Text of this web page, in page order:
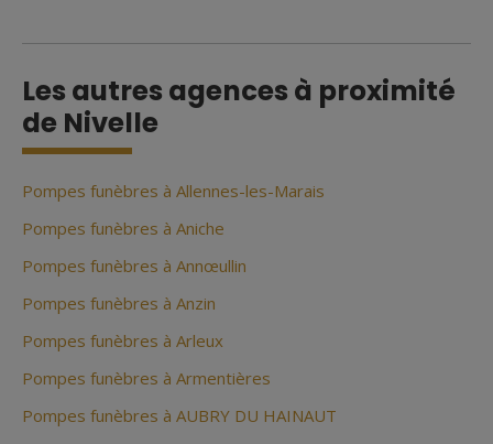
Les autres agences à proximité
de Nivelle
Pompes funèbres à Allennes-les-Marais
Pompes funèbres à Aniche
Pompes funèbres à Annœullin
Pompes funèbres à Anzin
Pompes funèbres à Arleux
Pompes funèbres à Armentières
Pompes funèbres à AUBRY DU HAINAUT